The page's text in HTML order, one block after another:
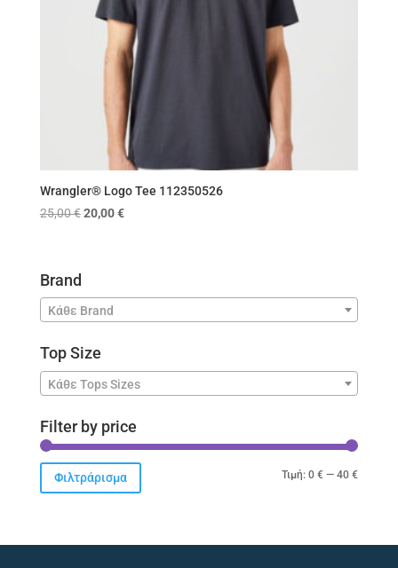
Wrangler® Logo Tee 112350526
25,00€ Original
20,00€Η
Brand
Κάθε Brand
Top Size
Κάθε Tops Sizes
Filter by price
Φιλτράρισμα Τιμή:0 € —40 €